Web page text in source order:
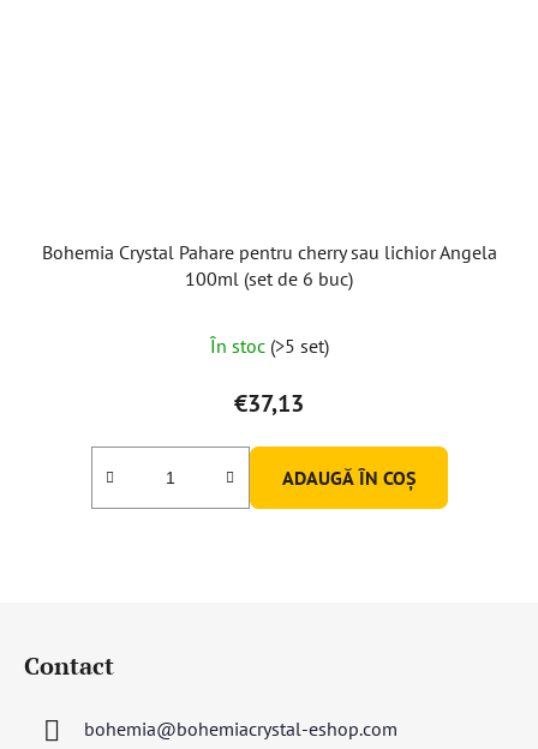
Bohemia Crystal Pahare pentru cherry sau lichior Angela
100ml (set de 6 buc)
În stoc (>5 set)
€37,13
ADAUGĂ ÎN COŞ
Contact
bohemia@bohemiacrystal-eshop.com